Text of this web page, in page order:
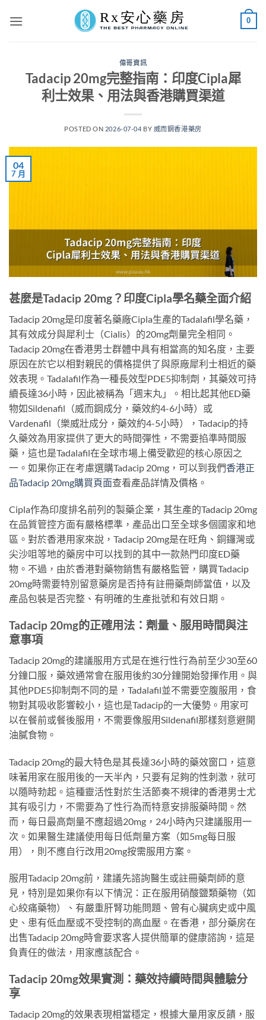
0
偉哥資訊
Tadacip 20mg完整指南：印度Cipla犀
利士效果、用法與香港購買渠道
POSTED ON 2026-07-04 BY 威而鋼香港藥房
04
7 月
甚麼是Tadacip 20mg？印度Cipla學名藥全面介紹
Tadacip 20mg是印度著名藥廠Cipla生產的Tadalafil學名藥，
其有效成分與犀利士（Cialis）的20mg劑量完全相同。
Tadacip 20mg在香港男士群體中具有相當高的知名度，主要
原因在於它以相對親民的價格提供了與原廠犀利士相近的藥
效表現。Tadalafil作為一種長效型PDE5抑制劑，其藥效可持
續長達36小時，因此被稱為「週末丸」。相比起其他ED藥
物如Sildenafil（威而鋼成分，藥效約4-6小時）或
Vardenafil（樂威壯成分，藥效約4-5小時），Tadacip的持
久藥效為用家提供了更大的時間彈性，不需要掐準時間服
藥，這也是Tadalafil在全球市場上備受歡迎的核心原因之
一。如果你正在考慮選購Tadacip 20mg，可以到我們香港正
品Tadacip 20mg購買頁面查看產品詳情及價格。
Cipla作為印度排名前列的製藥企業，其生產的Tadacip 20mg
在品質管控方面有嚴格標準，產品出口至全球多個國家和地
區。對於香港用家來說，Tadacip 20mg是在旺角、銅鑼灣或
尖沙咀等地的藥房中可以找到的其中一款熱門印度ED藥
物。不過，由於香港對藥物銷售有嚴格監管，購買Tadacip
20mg時需要特別留意藥房是否持有註冊藥劑師當值，以及
產品包裝是否完整、有明確的生產批號和有效日期。
Tadacip 20mg的正確用法：劑量、服用時間與注
意事項
Tadacip 20mg的建議服用方式是在進行性行為前至少30至60
分鐘口服，藥效通常會在服用後約30分鐘開始發揮作用。與
其他PDE5抑制劑不同的是，Tadalafil並不需要空腹服用，食
物對其吸收影響較小，這也是Tadacip的一大優勢。用家可
以在餐前或餐後服用，不需要像服用Sildenafil那樣刻意避開
油膩食物。
Tadacip 20mg的最大特色是其長達36小時的藥效窗口，這意
味著用家在服用後的一天半內，只要有足夠的性刺激，就可
以隨時勃起。這種靈活性對於生活節奏不規律的香港男士尤
其有吸引力，不需要為了性行為而特意安排服藥時間。然
而，每日最高劑量不應超過20mg，24小時內只建議服用一
次。如果醫生建議使用每日低劑量方案（如5mg每日服
用），則不應自行改用20mg按需服用方案。
服用Tadacip 20mg前，建議先諮詢醫生或註冊藥劑師的意
見，特別是如果你有以下情況：正在服用硝酸鹽類藥物（如
心絞痛藥物）、有嚴重肝腎功能問題、曾有心臟病史或中風
史、患有低血壓或不受控制的高血壓。在香港，部分藥房在
出售Tadacip 20mg時會要求客人提供簡單的健康諮詢，這是
負責任的做法，用家應該配合。
Tadacip 20mg效果實測：藥效持續時間與體驗分
享
Tadacip 20mg的效果表現相當穩定，根據大量用家反饋，服